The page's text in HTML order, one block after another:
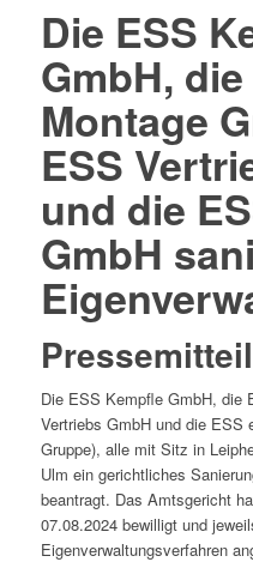
Die ESS
GmbH,
Montage
ESS
und die
GmbH
Die ESS Kempfle GmbH, die
Vertriebs GmbH und die ESS
Gruppe), alle mit Sitz in
Ulm ein gerichtliches
beantragt. Das Amtsgericht
07.08.2024 bewilligt und
Eigenverwaltungsverfahren